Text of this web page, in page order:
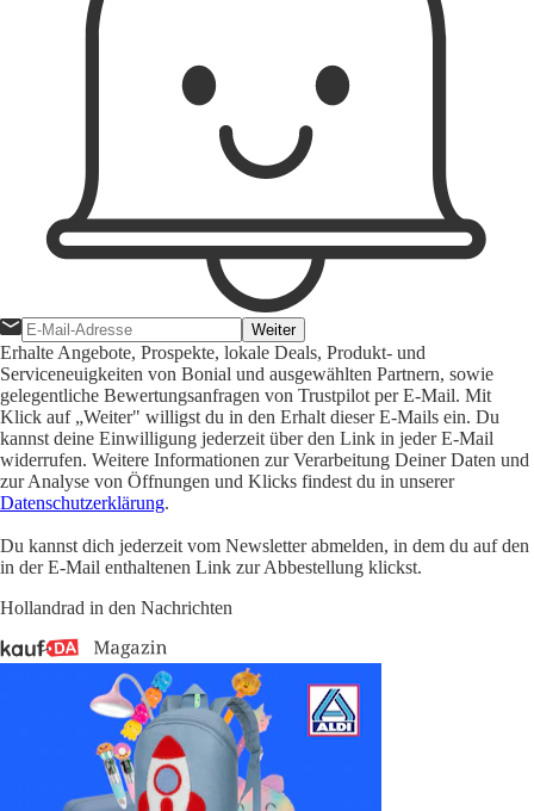
Weiter
Erhalte Angebote, Prospekte, lokale Deals, Produkt- und
Serviceneuigkeiten von Bonial und ausgewählten Partnern, sowie
gelegentliche Bewertungsanfragen von Trustpilot per E-Mail. Mit
Klick auf „Weiter" willigst du in den Erhalt dieser E-Mails ein. Du
kannst deine Einwilligung jederzeit über den Link in jeder E-Mail
widerrufen. Weitere Informationen zur Verarbeitung Deiner Daten und
zur Analyse von Öffnungen und Klicks findest du in unserer
Datenschutzerklärung.
Du kannst dich jederzeit vom Newsletter abmelden, in dem du auf den
in der E-Mail enthaltenen Link zur Abbestellung klickst.
Hollandrad in den Nachrichten